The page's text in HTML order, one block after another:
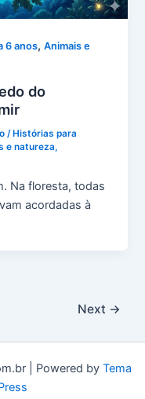
6 anos,Animais e
do
/ Histórias para
e natureza,
Na floresta, todas
acordadas à
Next →
| Powered by Tema